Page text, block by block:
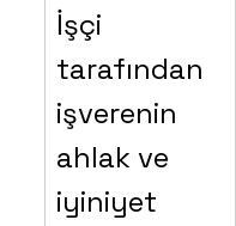
İşçi
tarafından
işverenin
ahlak ve
iyiniyet